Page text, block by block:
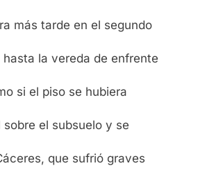
más tarde en el segundo
la vereda de enfrente
si el piso se hubiera
el subsuelo y se
que sufrió graves